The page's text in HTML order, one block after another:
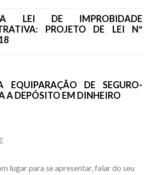
LEI DE IMPROBIDADE
PROJETO DE LEI Nº
EQUIPARAÇÃO DE SEGURO-
A DEPÓSITO EM DINHEIRO
lugar para se apresentar, falar do seu